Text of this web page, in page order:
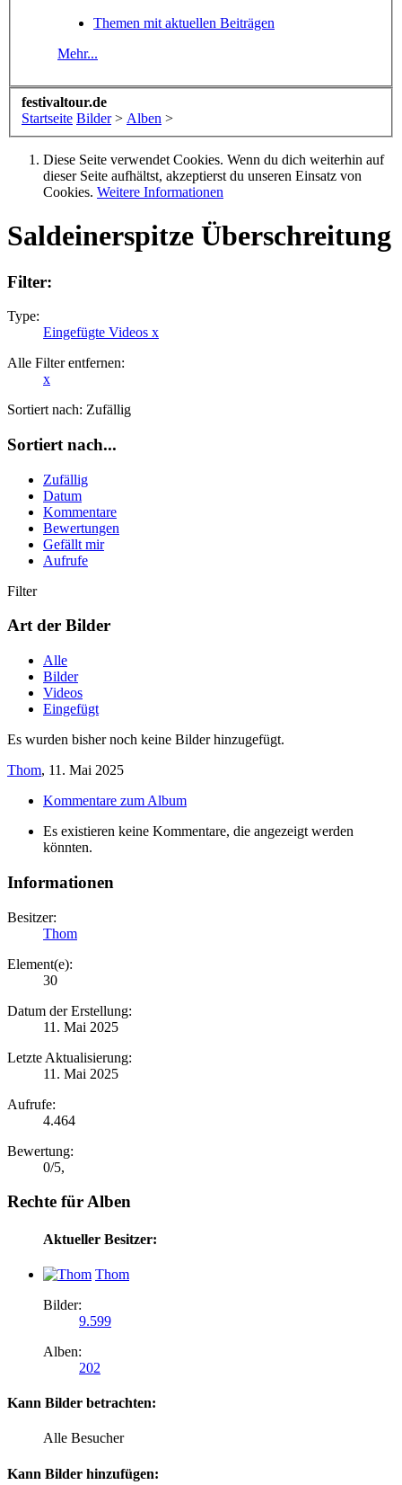
Themen mit aktuellen Beiträgen
Mehr...
festivaltour.de
Startseite Bilder > Alben >
Diese Seite verwendet Cookies. Wenn du dich weiterhin auf
dieser Seite aufhältst, akzeptierst du unseren Einsatz von
Cookies. Weitere Informationen
Saldeinerspitze Überschreitung
Filter:
Type:
Eingefügte Videos x
Alle Filter entfernen:
x
Sortiert nach: Zufällig
Sortiert nach...
Zufällig
Datum
Kommentare
Bewertungen
Gefällt mir
Aufrufe
Filter
Art der Bilder
Alle
Bilder
Videos
Eingefügt
Es wurden bisher noch keine Bilder hinzugefügt.
Thom, 11. Mai 2025
Kommentare zum Album
Es existieren keine Kommentare, die angezeigt werden
könnten.
Informationen
Besitzer:
Thom
Element(e):
30
Datum der Erstellung:
11. Mai 2025
Letzte Aktualisierung:
11. Mai 2025
Aufrufe:
4.464
Bewertung:
0/5,
Rechte für Alben
Aktueller Besitzer:
Thom
Bilder:
9.599
Alben:
202
Kann Bilder betrachten:
Alle Besucher
Kann Bilder hinzufügen: